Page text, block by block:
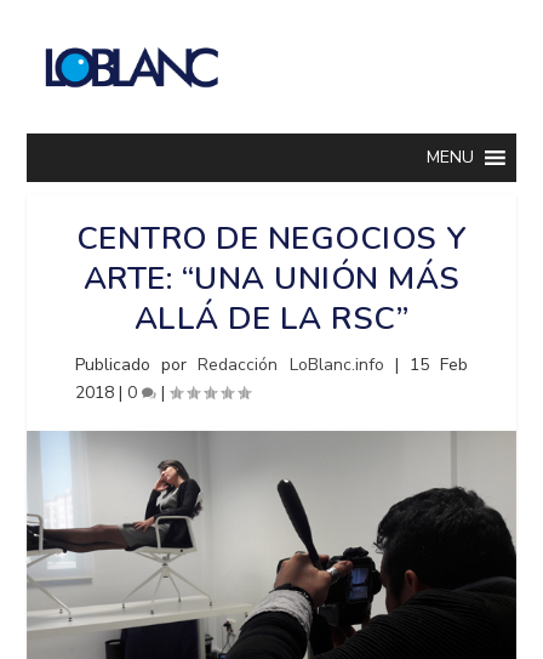
MENU
CENTRO DE NEGOCIOS Y
ARTE: “UNA UNIÓN MÁS
ALLÁ DE LA RSC”
Publicado porRedacción LoBlanc.info | 15 Feb
2018 |0 |